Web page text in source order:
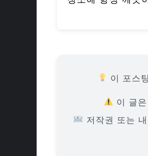
이 포스
이 글
저작권 또는